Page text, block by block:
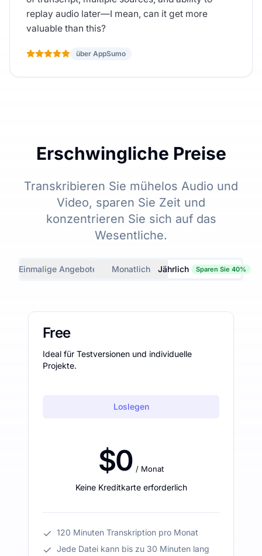
replay audio later—I mean, can it get more
valuable than this?
über AppSumo
Erschwingliche Preise
Transkribieren Sie mühelos Audio und
Video, sparen Sie Zeit und
konzentrieren Sie sich auf das
Wesentliche.
Einmalige Angebote Monatlich Jährlich Sparen Sie 40%
Free
Ideal für Testversionen und individuelle
Projekte.
Loslegen
$0 / Monat
Keine Kreditkarte erforderlich
120 Minuten Transkription pro Monat
Jede Datei kann bis zu 30 Minuten lang